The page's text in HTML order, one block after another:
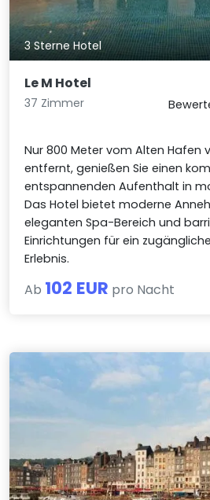
3 Sterne Hotel
Le M Hotel
37 Zimmer
Nur 800 Meter vom Alten Hafen
entfernt, genießen Sie einen
entspannenden Aufenthalt in
Das Hotel bietet moderne
eleganten Spa-Bereich und
Einrichtungen für ein
Erlebnis.
Ab 102 EUR pro Nacht